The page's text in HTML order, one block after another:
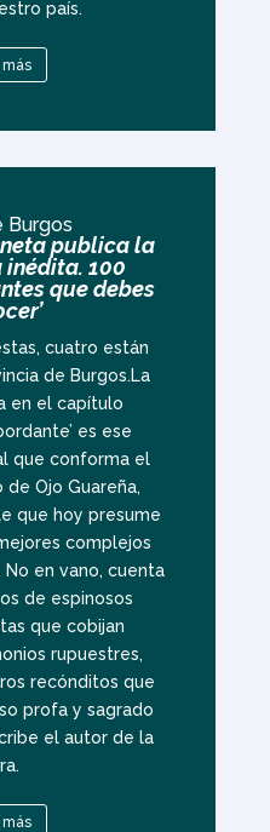
país.
Burgos
publica la
inédita. 100
que debes
cuatro están
de Burgos.La
en el capítulo
es ese
que conforma el
Ojo Guareña,
que hoy presume
complejos
en vano, cuenta
de espinosos
que cobijan
rupuestres,
recónditos que
profa y sagrado
el autor de la